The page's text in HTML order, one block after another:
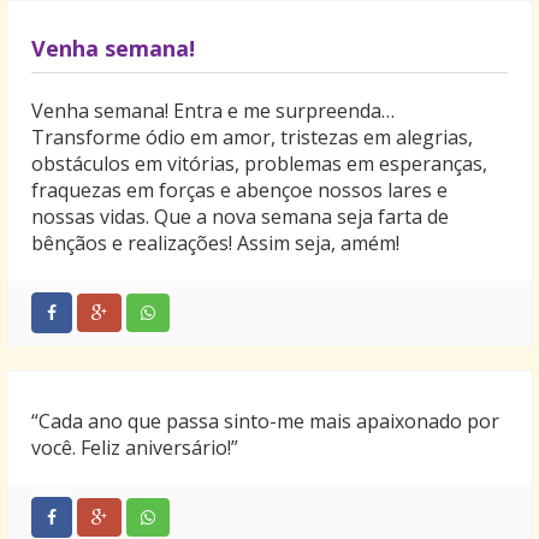
Venha semana!
Venha semana! Entra e me surpreenda…
Transforme ódio em amor, tristezas em alegrias,
obstáculos em vitórias, problemas em esperanças,
fraquezas em forças e abençoe nossos lares e
nossas vidas. Que a nova semana seja farta de
bênçãos e realizações! Assim seja, amém!
“Cada ano que passa sinto-me mais apaixonado por
você. Feliz aniversário!”